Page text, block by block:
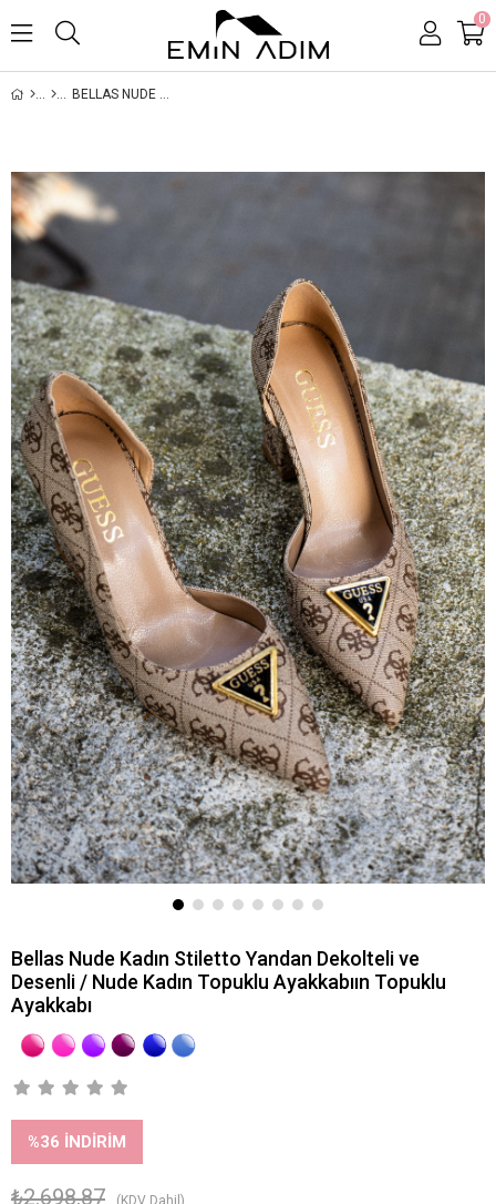
0
BELLAS NUDE KADIN STILETTO YANDAN DEKOLTELI VE DESENLI / NUDE KADIN TOPUKLU AYAKKABIIN TOPUKLU AYAKKABI
Bellas Nude Kadın Stiletto Yandan Dekolteli ve
Desenli / Nude Kadın Topuklu Ayakkabıın Topuklu
Ayakkabı
%36 İNDIRIM
₺2.698,87 (KDV Dahil)